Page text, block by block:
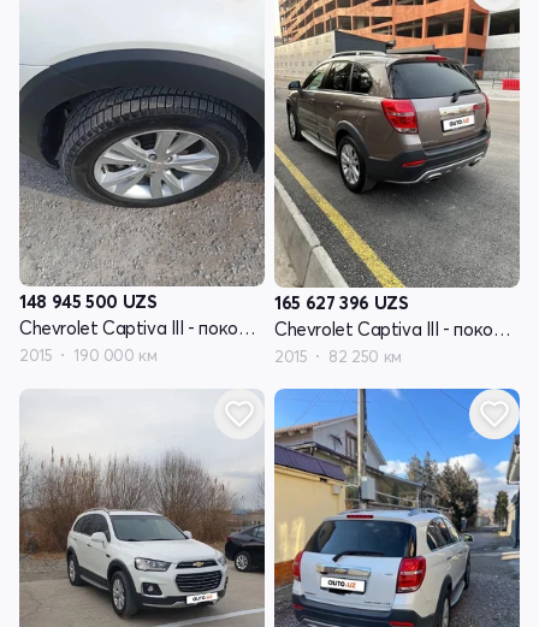
148 945 500 UZS
Chevrolet Captiva III - поколение
2015 190 000 км
165 627 396 UZS
Chevrolet Captiva III - поколение
2015 82 250 км